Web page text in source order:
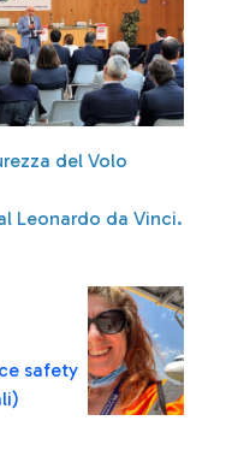
del Volo
Leonardo da Vinci.
safety